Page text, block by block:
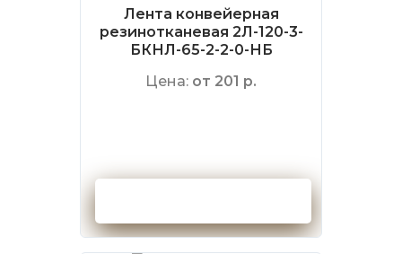
Лента конвейерная
резинотканевая 2Л-120-3-
БКНЛ-65-2-2-0-НБ
Цена: от 201 р.